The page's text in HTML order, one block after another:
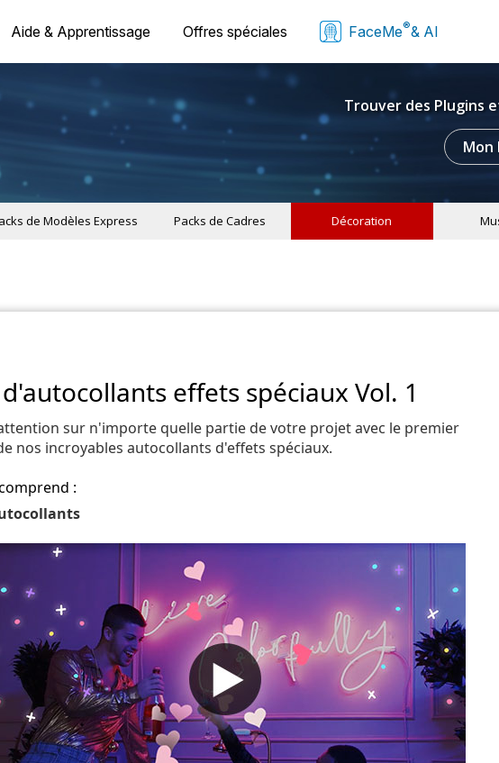
Aide & Apprentissage Offres spéciales FaceMe®& AI
Trouver des Plugins
Mon
de Modèles Express Packs de Cadres Décoration
effets spéciaux Vol. 1
sur n'importe quelle partie de votre projet avec le premier
nos incroyables autocollants d'effets spéciaux.
: